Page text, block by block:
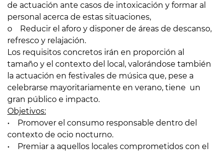
de actuación ante casos de intoxicación y formar al
personal acerca de estas situaciones,
o Reducir el aforo y disponer de áreas de descanso,
refresco y relajación.
Los requisitos concretos irán en proporción al
tamaño y el contexto del local, valorándose también
la actuación en festivales de música que, pese a
celebrarse mayoritariamente en verano, tiene un
gran público e impacto.
Objetivos:
• Promover el consumo responsable dentro del
contexto de ocio nocturno.
• Premiar a aquellos locales comprometidos con el